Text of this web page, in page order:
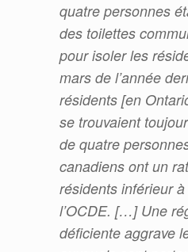
quatre personnes
des toilettes
pour isoler les
mars de l’année
résidents [en
se trouvaient
de quatre
canadiens ont un
résidents inférieur
l’OCDE. […] Une
déficiente aggrave